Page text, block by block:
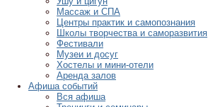
Массаж и СПА
Центры практик и самопознания
Школы творчества и саморазвития
Фестивали
Музеи и досуг
Хостелы и мини-отели
Аренда залов
Афиша событий
Вся афиша